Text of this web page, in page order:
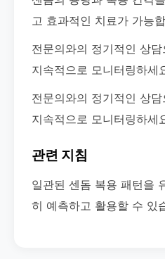
고 효과적인 치료가 가능
전문의와의 정기적인 상
지속적으로 모니터링하세
전문의와의 정기적인 상
지속적으로 모니터링하세
관련 지침
일관된 센돔 복용 패턴을
히 예측하고 활용할 수 있